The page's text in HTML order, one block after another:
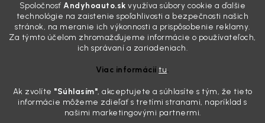
Spoločnosť Andyhoauto.sk využíva súbory cookie a ďalšie
technológie na zaistenie spoľahlivosti a bezpečnosti našich
stránok, na meranie ich výkonnosti a prispôsobenie reklamy.
Za týmto účelom zhromažďujeme informácie o používateľoch,
ich správaní a zariadeniach.
Viac informáciítu.
Ak zvolíte "Súhlasím", akceptujete a súhlasíte s tým, že tieto
informácie môžeme zdieľať s tretími stranami, napríklad s
našimi marketingovými partnermi.
skutočnosti je? Často za to môžu práve „slepé“ svetlomety. Ten
mliečny, drsný povrch nie je len estetická vada. Keď slnko a soľ urobia
svoje, plexisklo začne svetlo rozptyľovať namiesto to...
Zabudnite na handru. Ak chcete mať auto naozaj čisté,
Poznáte ten moment. Vonku svieti slnko, vy sedíte v čerstvo
„upratanom“ aute, no pri pohľade na palubnú dosku vás ide poraziť. V
mriežkach ventilácie, okolo tlačidiel a v švíkoch sedačiek na vás stále